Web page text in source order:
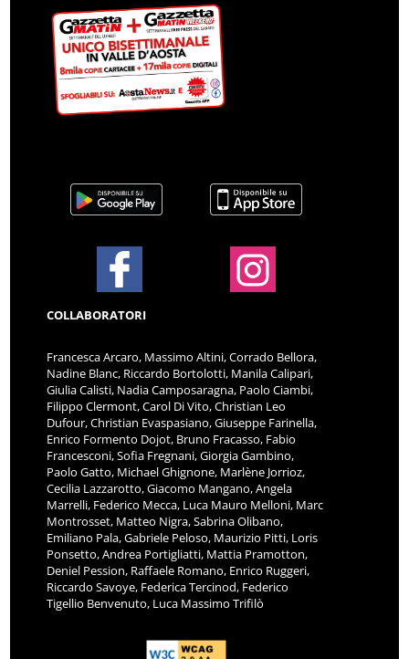
COLLABORATORI
Francesca Arcaro, Massimo Altini, Corrado Bellora,
Nadine Blanc, Riccardo Bortolotti, Manila Calipari,
Giulia Calisti, Nadia Camposaragna, Paolo Ciambi,
Filippo Clermont, Carol Di Vito, Christian Leo
Dufour, Christian Evaspasiano, Giuseppe Farinella,
Enrico Formento Dojot, Bruno Fracasso, Fabio
Francesconi, Sofia Fregnani, Giorgia Gambino,
Paolo Gatto, Michael Ghignone, Marlène Jorrioz,
Cecilia Lazzarotto, Giacomo Mangano, Angela
Marrelli, Federico Mecca, Luca Mauro Melloni, Marc
Montrosset, Matteo Nigra, Sabrina Olibano,
Emiliano Pala, Gabriele Peloso, Maurizio Pitti, Loris
Ponsetto, Andrea Portigliatti, Mattia Pramotton,
Deniel Pession, Raffaele Romano, Enrico Ruggeri,
Riccardo Savoye, Federica Tercinod, Federico
Tigellio Benvenuto, Luca Massimo Trifilò